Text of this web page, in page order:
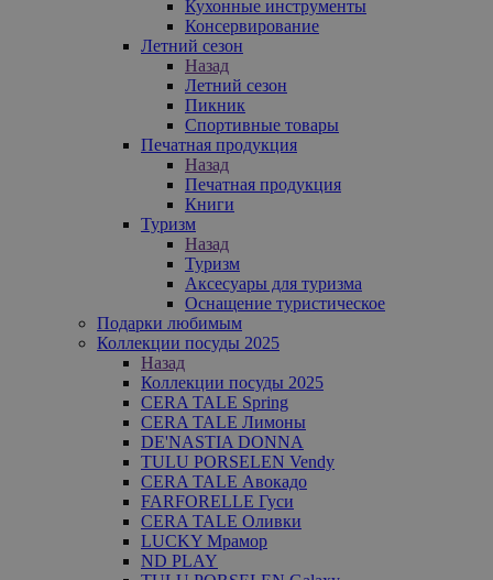
Кухонные инструменты
Консервирование
Летний сезон
Назад
Летний сезон
Пикник
Спортивные товары
Печатная продукция
Назад
Печатная продукция
Книги
Туризм
Назад
Туризм
Аксесуары для туризма
Оснащение туристическое
Подарки любимым
Коллекции посуды 2025
Назад
Коллекции посуды 2025
CERA TALE Spring
CERA TALE Лимоны
DE'NASTIA DONNA
TULU PORSELEN Vendy
CERA TALE Авокадо
FARFORELLE Гуси
CERA TALE Оливки
LUCKY Мрамор
ND PLAY